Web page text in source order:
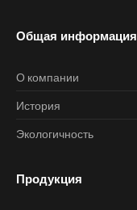
Общая информация
О компании
История
Экологичность
Продукция